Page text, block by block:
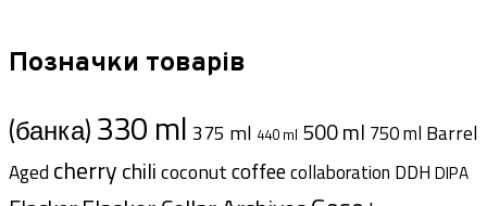
Позначки товарів
(банка)330 ml 375 ml 440 ml 500 ml 750 ml Barrel
Aged cherrychilicoconutcoffeecollaboration DDH DIPA